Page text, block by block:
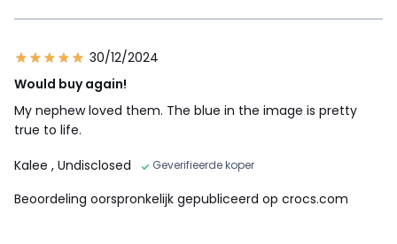
30/12/2024
Would buy again!
My nephew loved them. The blue in the image is pretty
true to life.
Kalee , Undisclosed Geverifieerde koper
Beoordeling oorspronkelijk gepubliceerd op crocs.com